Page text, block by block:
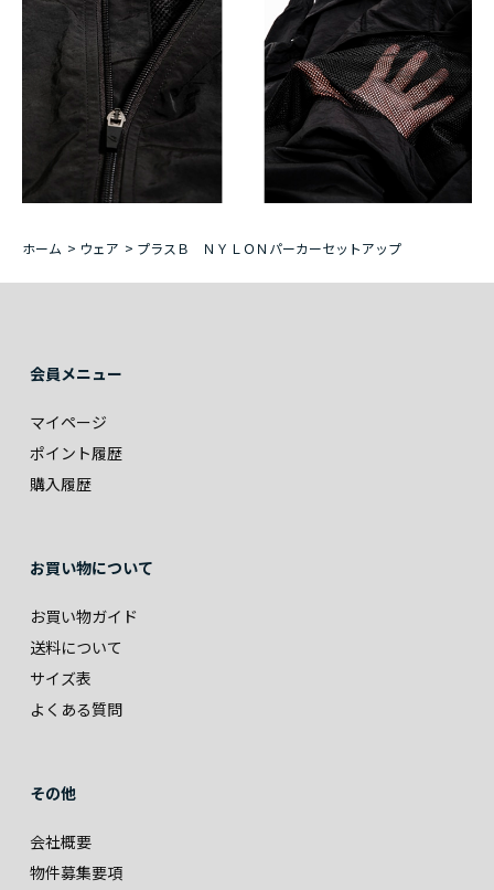
ホーム > ウェア > プラスＢ ＮＹＬＯＮパーカーセットアップ
会員メニュー
マイページ
ポイント履歴
購入履歴
お買い物について
お買い物ガイド
送料について
サイズ表
よくある質問
その他
会社概要
物件募集要項